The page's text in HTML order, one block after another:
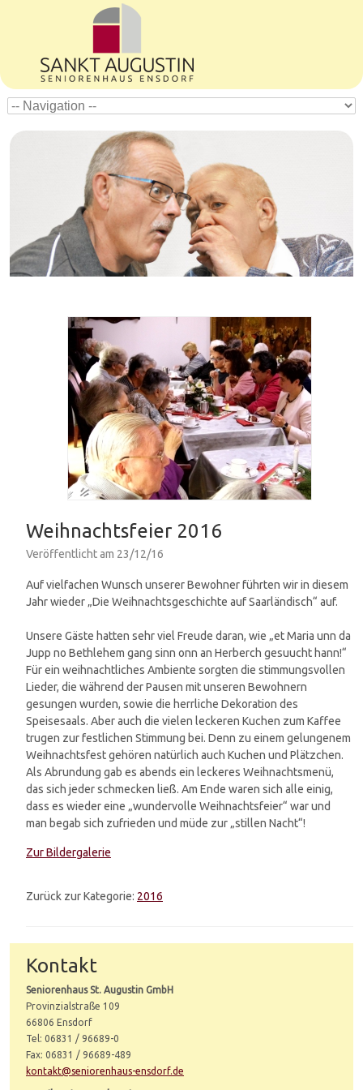
Weihnachtsfeier 2016
Veröffentlicht am 23/12/16
Auf vielfachen Wunsch unserer Bewohner führten wir in diesem
Jahr wieder „Die Weihnachtsgeschichte auf Saarländisch“ auf.
Unsere Gäste hatten sehr viel Freude daran, wie „et Maria unn da
Jupp no Bethlehem gang sinn onn an Herberch gesuucht hann!“
Für ein weihnachtliches Ambiente sorgten die stimmungsvollen
Lieder, die während der Pausen mit unseren Bewohnern
gesungen wurden, sowie die herrliche Dekoration des
Speisesaals. Aber auch die vielen leckeren Kuchen zum Kaffee
trugen zur festlichen Stimmung bei. Denn zu einem gelungenem
Weihnachtsfest gehören natürlich auch Kuchen und Plätzchen.
Als Abrundung gab es abends ein leckeres Weihnachtsmenü,
das sich jeder schmecken ließ. Am Ende waren sich alle einig,
dass es wieder eine „wundervolle Weihnachtsfeier“ war und
man begab sich zufrieden und müde zur „stillen Nacht“!
Zur Bildergalerie
Zurück zur Kategorie: 2016
Kontakt
Seniorenhaus St. Augustin GmbH
Provinzialstraße 109
66806 Ensdorf
Tel: 06831 / 96689-0
Fax: 06831 / 96689-489
kontakt@seniorenhaus-ensdorf.de